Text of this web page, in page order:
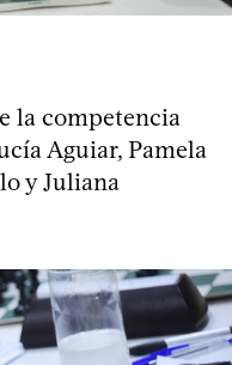
la competencia
Aguiar, Pamela
y Juliana